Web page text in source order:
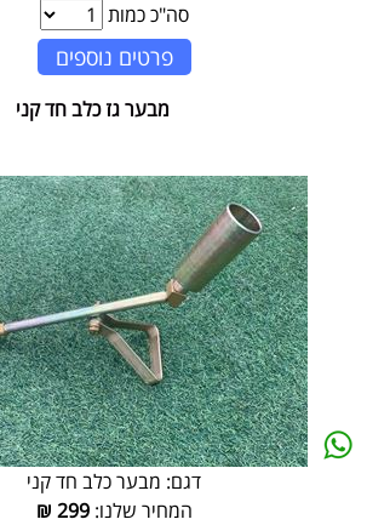
סה"כ כמות
פרטים נוספים
מבער גז כלב חד קני
דגם: מבער כלב חד קני
המחיר שלנו:299
₪